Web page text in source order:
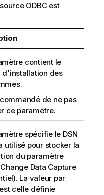
ODBC est
contient le
d'installation des
de ne pas
ce paramètre.
spécifie le DSN
utilisé pour stocker la
du paramètre
Data Capture
La valeur par
celle définie